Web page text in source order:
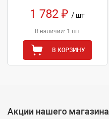
1 782 ₽/ шт
В наличии: 1 шт
В КОРЗИНУ
Акции нашего магазина